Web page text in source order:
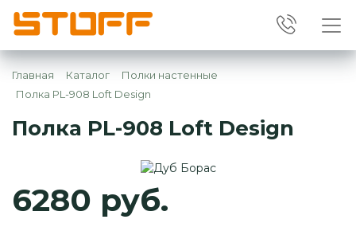
Главная Каталог
Полки настенные
Полка PL-908 Loft Design
Полка PL-908 Loft Design
6280 руб.